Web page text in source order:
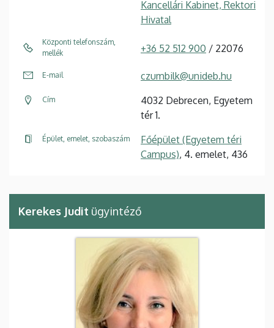
Kancellári Kabinet, Rektori
Hivatal
Központi telefonszám,
mellék
+36 52 512 900 / 22076
E-mail czumbilk@unideb.hu
Cím
4032 Debrecen, Egyetem
tér 1.
Épület, emelet, szobaszám
Főépület (Egyetem téri
Campus), 4. emelet, 436
Kerekes Judit ügyintéző